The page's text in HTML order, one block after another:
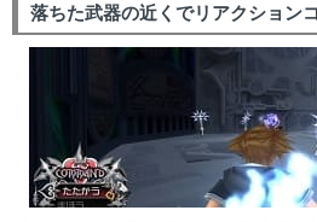
落ちた武器の近くでリアクション